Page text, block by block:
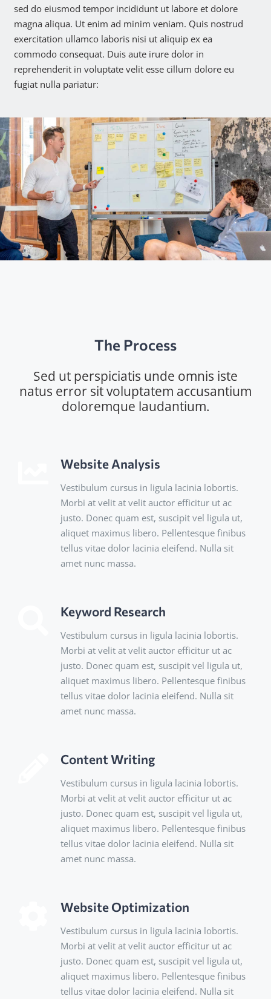
sed do eiusmod tempor incididunt ut labore et dolore
magna aliqua. Ut enim ad minim veniam. Quis nostrud
exercitation ullamco laboris nisi ut aliquip ex ea
commodo consequat. Duis aute irure dolor in
reprehenderit in voluptate velit esse cillum dolore eu
fugiat nulla pariatur:
The Process
Sed ut perspiciatis unde omnis iste
natus error sit voluptatem accusantium
doloremque laudantium.
Website Analysis
Vestibulum cursus in ligula lacinia lobortis.
Morbi at velit at velit auctor efficitur ut ac
justo. Donec quam est, suscipit vel ligula ut,
aliquet maximus libero. Pellentesque finibus
tellus vitae dolor lacinia eleifend. Nulla sit
amet nunc massa.
Keyword Research
Vestibulum cursus in ligula lacinia lobortis.
Morbi at velit at velit auctor efficitur ut ac
justo. Donec quam est, suscipit vel ligula ut,
aliquet maximus libero. Pellentesque finibus
tellus vitae dolor lacinia eleifend. Nulla sit
amet nunc massa.
Content Writing
Vestibulum cursus in ligula lacinia lobortis.
Morbi at velit at velit auctor efficitur ut ac
justo. Donec quam est, suscipit vel ligula ut,
aliquet maximus libero. Pellentesque finibus
tellus vitae dolor lacinia eleifend. Nulla sit
amet nunc massa.
Website Optimization
Vestibulum cursus in ligula lacinia lobortis.
Morbi at velit at velit auctor efficitur ut ac
justo. Donec quam est, suscipit vel ligula ut,
aliquet maximus libero. Pellentesque finibus
tellus vitae dolor lacinia eleifend. Nulla sit